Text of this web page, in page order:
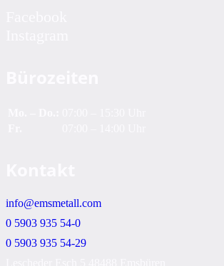
info@emsmetall.com
0 5903 935 54-0
0 5903 935 54-29